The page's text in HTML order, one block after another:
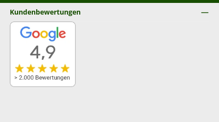
Kundenbewertungen